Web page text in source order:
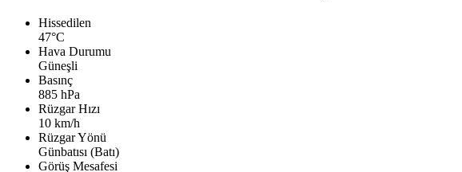
Hissedilen
47°C
Hava Durumu
Güneşli
Basınç
885 hPa
Rüzgar Hızı
10 km/h
Rüzgar Yönü
Günbatısı (Batı)
Görüş Mesafesi